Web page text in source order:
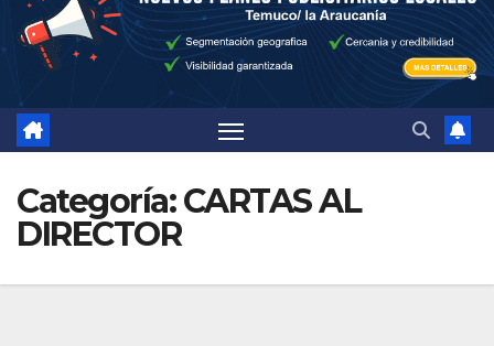
Categoría:CARTAS AL
DIRECTOR